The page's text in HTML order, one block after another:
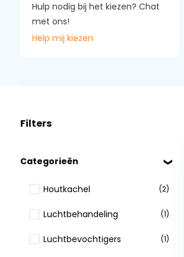
Hulp nodig bij het kiezen? Chat
met ons!
Help mij kiezen
Filters
Categorieën
Houtkachel (2)
Luchtbehandeling (1)
Luchtbevochtigers (1)